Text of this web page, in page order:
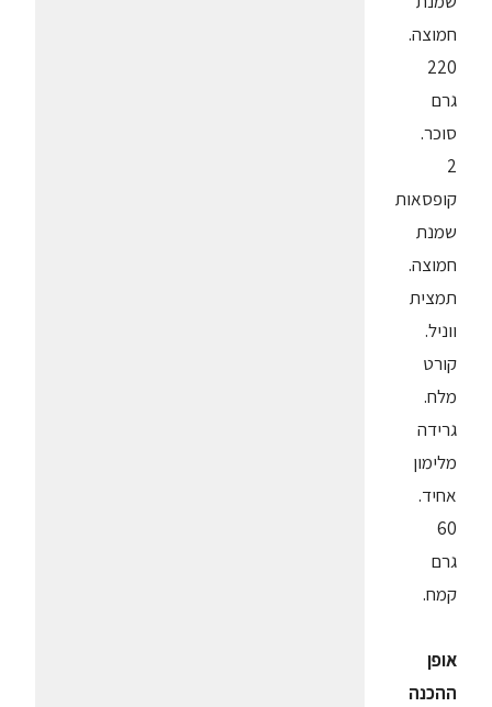
חמוצה.
220
גרם
סוכר.
2
קופסאות
שמנת
חמוצה.
תמצית
ווניל.
קורט
מלח.
גרידה
מלימון
אחיד.
60
גרם
קמח.
אופן
ההכנה